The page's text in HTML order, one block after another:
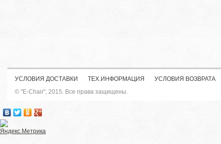
УСЛОВИЯ ДОСТАВКИ ТЕХ.ИНФОРМАЦИЯ
УСЛОВИЯ ВОЗВРАТА
© "E-Chair", 2015. Все права защищены.